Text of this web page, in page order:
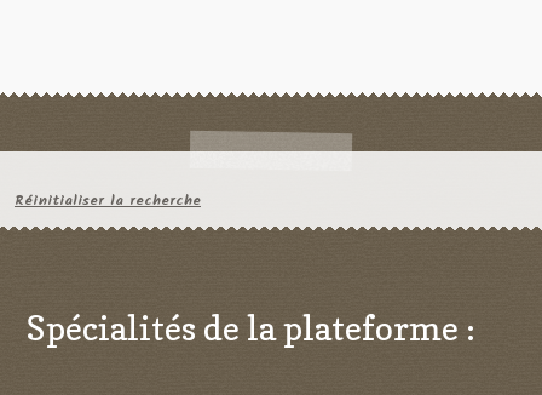
Réinitialiser la recherche
Spécialités de la plateforme :